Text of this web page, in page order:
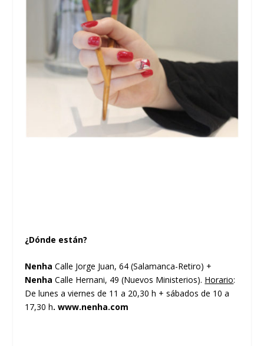
¿Dónde están?
Nenha Calle Jorge Juan, 64 (Salamanca-Retiro) +
Nenha Calle Hernani, 49 (Nuevos Ministerios). Horario:
De lunes a viernes de 11 a 20,30 h + sábados de 10 a
17,30 h. www.nenha.com